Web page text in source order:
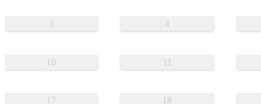
3 4
10 11
17 18